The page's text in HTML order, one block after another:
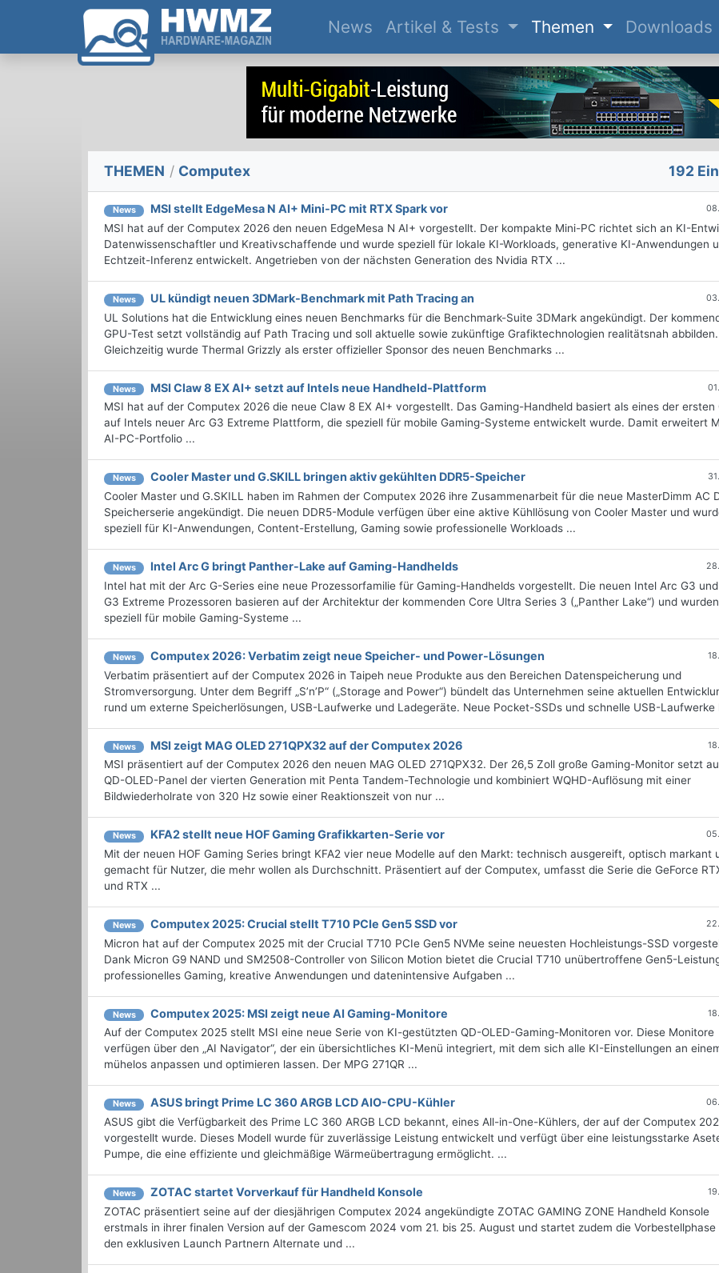
News(current)
Artikel & Tests Themen Downloads
THEMEN / Computex 192
News MSI stellt EdgeMesa N AI+ Mini-PC mit RTX Spark vor
MSI hat auf der Computex 2026 den neuen EdgeMesa N AI+ vorgestellt. Der kompakte Mini-PC richtet sich an KI-
Datenwissenschaftler und Kreativschaffende und wurde speziell für lokale KI-Workloads, generative KI-Anwendungen
Echtzeit-Inferenz entwickelt. Angetrieben von der nächsten Generation des Nvidia RTX ...
News UL kündigt neuen 3DMark-Benchmark mit Path Tracing an
UL Solutions hat die Entwicklung eines neuen Benchmarks für die Benchmark-Suite 3DMark angekündigt. Der
GPU-Test setzt vollständig auf Path Tracing und soll aktuelle sowie zukünftige Grafiktechnologien realitätsnah abbilden.
Gleichzeitig wurde Thermal Grizzly als erster offizieller Sponsor des neuen Benchmarks ...
News MSI Claw 8 EX AI+ setzt auf Intels neue Handheld-Plattform
MSI hat auf der Computex 2026 die neue Claw 8 EX AI+ vorgestellt. Das Gaming-Handheld basiert als eines der ersten
auf Intels neuer Arc G3 Extreme Plattform, die speziell für mobile Gaming-Systeme entwickelt wurde. Damit erweitert
AI-PC-Portfolio ...
News Cooler Master und G.SKILL bringen aktiv gekühlten DDR5-Speicher
Cooler Master und G.SKILL haben im Rahmen der Computex 2026 ihre Zusammenarbeit für die neue MasterDimm AC
Speicherserie angekündigt. Die neuen DDR5-Module verfügen über eine aktive Kühllösung von Cooler Master und
speziell für KI-Anwendungen, Content-Erstellung, Gaming sowie professionelle Workloads ...
News Intel Arc G bringt Panther-Lake auf Gaming-Handhelds
Intel hat mit der Arc G-Series eine neue Prozessorfamilie für Gaming-Handhelds vorgestellt. Die neuen Intel Arc G3
G3 Extreme Prozessoren basieren auf der Architektur der kommenden Core Ultra Series 3 („Panther Lake“) und wurden
speziell für mobile Gaming-Systeme ...
News Computex 2026: Verbatim zeigt neue Speicher- und Power-Lösungen
Verbatim präsentiert auf der Computex 2026 in Taipeh neue Produkte aus den Bereichen Datenspeicherung und
Stromversorgung. Unter dem Begriff „S’n’P“ („Storage and Power“) bündelt das Unternehmen seine aktuellen
rund um externe Speicherlösungen, USB-Laufwerke und Ladegeräte. Neue Pocket-SSDs und schnelle USB-Laufwerke
News MSI zeigt MAG OLED 271QPX32 auf der Computex 2026
MSI präsentiert auf der Computex 2026 den neuen MAG OLED 271QPX32. Der 26,5 Zoll große Gaming-Monitor setzt
QD-OLED-Panel der vierten Generation mit Penta Tandem-Technologie und kombiniert WQHD-Auflösung mit einer
Bildwiederholrate von 320 Hz sowie einer Reaktionszeit von nur ...
News KFA2 stellt neue HOF Gaming Grafikkarten-Serie vor
Mit der neuen HOF Gaming Series bringt KFA2 vier neue Modelle auf den Markt: technisch ausgereift, optisch markant
gemacht für Nutzer, die mehr wollen als Durchschnitt. Präsentiert auf der Computex, umfasst die Serie die GeForce
und RTX ...
News Computex 2025: Crucial stellt T710 PCIe Gen5 SSD vor
Micron hat auf der Computex 2025 mit der Crucial T710 PCIe Gen5 NVMe seine neuesten Hochleistungs-SSD
Dank Micron G9 NAND und SM2508-Controller von Silicon Motion bietet die Crucial T710 unübertroffene Gen5-
professionelles Gaming, kreative Anwendungen und datenintensive Aufgaben ...
News Computex 2025: MSI zeigt neue AI Gaming-Monitore
Auf der Computex 2025 stellt MSI eine neue Serie von KI-gestützten QD-OLED-Gaming-Monitoren vor. Diese Monitore
verfügen über den „AI Navigator“, der ein übersichtliches KI-Menü integriert, mit dem sich alle KI-Einstellungen an
mühelos anpassen und optimieren lassen. Der MPG 271QR ...
News ASUS bringt Prime LC 360 ARGB LCD AIO-CPU-Kühler
ASUS gibt die Verfügbarkeit des Prime LC 360 ARGB LCD bekannt, eines All-in-One-Kühlers, der auf der Computex
vorgestellt wurde. Dieses Modell wurde für zuverlässige Leistung entwickelt und verfügt über eine leistungsstarke
Pumpe, die eine effiziente und gleichmäßige Wärmeübertragung ermöglicht. ...
News ZOTAC startet Vorverkauf für Handheld Konsole
ZOTAC präsentiert seine auf der diesjährigen Computex 2024 angekündigte ZOTAC GAMING ZONE Handheld Konsole
erstmals in ihrer finalen Version auf der Gamescom 2024 vom 21. bis 25. August und startet zudem die Vorbestellphase
den exklusiven Launch Partnern Alternate und ...